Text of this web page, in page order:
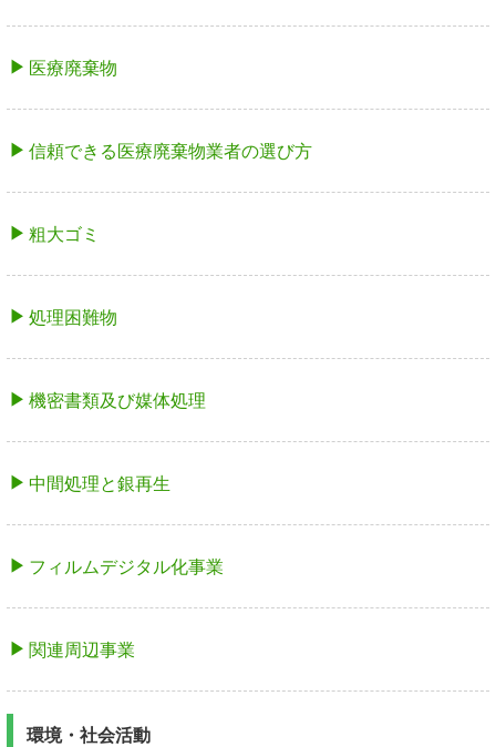
医療廃棄物
信頼できる医療廃棄物業者の選び方
粗大ゴミ
処理困難物
機密書類及び媒体処理
中間処理と銀再生
フィルムデジタル化事業
関連周辺事業
環境・社会活動